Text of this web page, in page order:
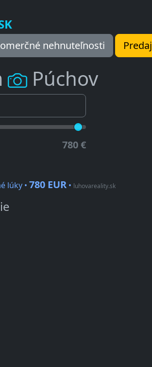
nehnuteľnosti Predaj
Púchov
780 €
lúky • 780 EUR • luhovareality.sk